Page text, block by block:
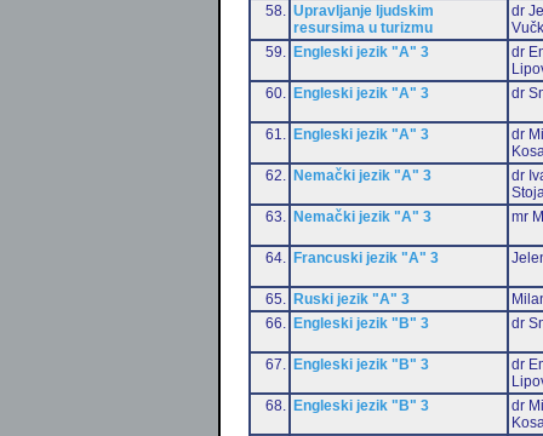
58.
Upravljanje ljudskim
resursima u turizmu
dr
59.
Engleski jezik "A" 3
dr
60.
Engleski jezik "A" 3 dr
61. Engleski jezik "A" 3
dr
62.
Nemački jezik "A" 3
dr
63.
Nemački jezik "A" 3 mr
64. Francuski jezik "A" 3
65. Ruski jezik "A" 3
66.
Engleski jezik "B" 3 dr
67. Engleski jezik "B" 3
dr
68.
Engleski jezik "B" 3
dr